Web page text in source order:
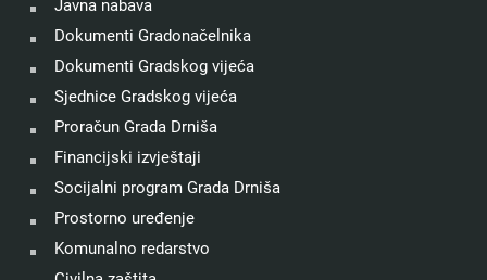
Javna nabava
Dokumenti Gradonačelnika
Dokumenti Gradskog vijeća
Sjednice Gradskog vijeća
Proračun Grada Drniša
Financijski izvještaji
Socijalni program Grada Drniša
Prostorno uređenje
Komunalno redarstvo